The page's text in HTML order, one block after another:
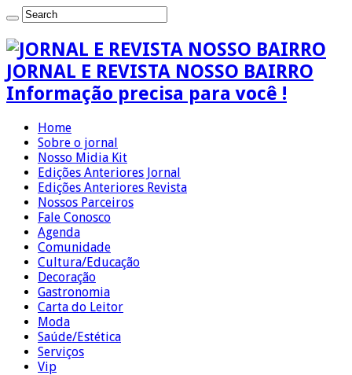
JORNAL E REVISTA NOSSO BAIRRO
Informação precisa para você !
Home
Sobre o jornal
Nosso Midia Kit
Edições Anteriores Jornal
Edições Anteriores Revista
Nossos Parceiros
Fale Conosco
Agenda
Comunidade
Cultura/Educação
Decoração
Gastronomia
Carta do Leitor
Moda
Saúde/Estética
Serviços
Vip